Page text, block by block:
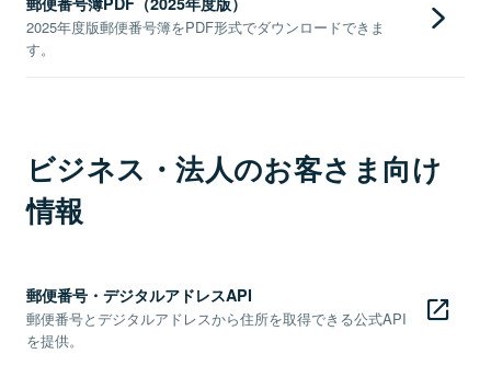
2025年度版郵便番号簿をPDF形式でダウンロードできま
す。
ビジネス・法人のお客さま向け
情報
郵便番号・デジタルアドレスAPI
郵便番号とデジタルアドレスから住所を取得できる公式API
を提供。